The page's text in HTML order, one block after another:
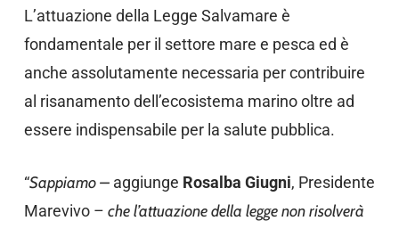
L’attuazione della Legge Salvamare è
fondamentale per il settore mare e pesca ed è
anche assolutamente necessaria per contribuire
al risanamento dell’ecosistema marino oltre ad
essere indispensabile per la salute pubblica.
“Sappiamo – aggiunge Rosalba Giugni, Presidente
Marevivo – che l’attuazione della legge non risolverà